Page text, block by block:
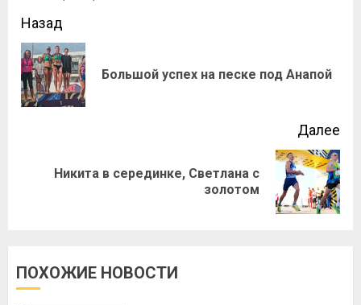
Назад
Большой успех на песке под Анапой
Далее
Никита в серединке, Светлана с
золотом
ПОХОЖИЕ НОВОСТИ